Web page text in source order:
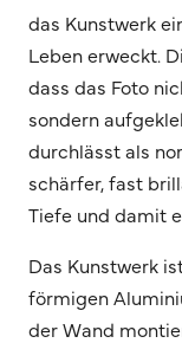
das Kunstwerk
Leben erweckt.
dass das Foto
sondern
durchlässt als
schärfer, fast
Tiefe und damit
Das Kunstwerk
förmigen
der Wand